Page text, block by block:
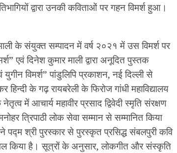
द्वारा उनकी कविताओं पर गहन विमर्श हुआ।
के संयुक्त सम्पादन में वर्ष २०२१ में उस विमर्श पर
एवं दिनेश कुमार माली द्वारा अनूदित पुस्तक
विमर्श” पांडुलिपि प्रकाशन, नई दिल्ली से
के गढ़ रायबरेली के फिरोज गांधी महाविद्यालय
में आचार्य महावीर प्रसाद द्विवेदी स्मृति संरक्षण
त्रिपाठी लोक सेवा सम्मान से सम्मानित किया
ने पद्म श्री पुरस्कार से पुरस्कृत प्रसिद्ध संबलपुरी कवि
किया है। सूत्रों के अनुसार, लोकगीत और संस्कृति